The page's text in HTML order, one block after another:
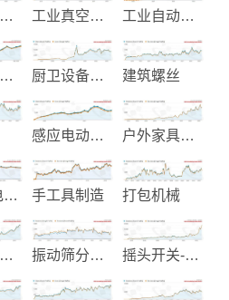
工业用比流器-比压器-变压器 工业真空包装和加工机械 工业自动化-电气设备制造
厨房不锈钢龙头制造 厨卫设备制造 建筑螺丝
感应电动机-马达 户外家具和活动帐篷制造
手工具-电动工具-木工机械 手工具制造 打包机械
抗指纹不锈钢-预涂金属-覆膜金属 振动筛分过滤机 摇头开关-翘板开关-金属开关